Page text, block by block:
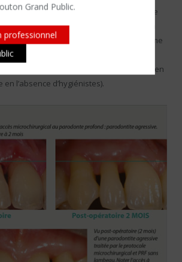
Grand Public.
professionnel
la technique opératoire laisse un nombre
parodontales résiduelles et la prise en
des parodontites impose un programme
strict que peu de patients et d’équipes
capables de respecter sur le long terme (en
l’absence d’hygiénistes).